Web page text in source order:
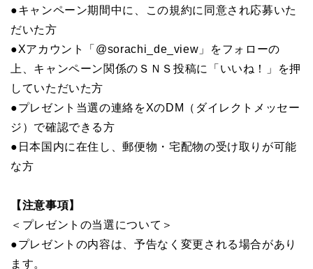
●キャンペーン期間中に、この規約に同意され応募いた
だいた方
●Xアカウント「@sorachi_de_view」をフォローの
上、キャンペーン関係のＳＮＳ投稿に「いいね！」を押
していただいた方
●プレゼント当選の連絡をXのDM（ダイレクトメッセー
ジ）で確認できる方
●日本国内に在住し、郵便物・宅配物の受け取りが可能
な方
【注意事項】
＜プレゼントの当選について＞
●プレゼントの内容は、予告なく変更される場合があり
ます。